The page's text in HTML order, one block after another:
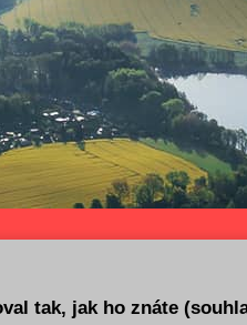
tak, jak ho znáte